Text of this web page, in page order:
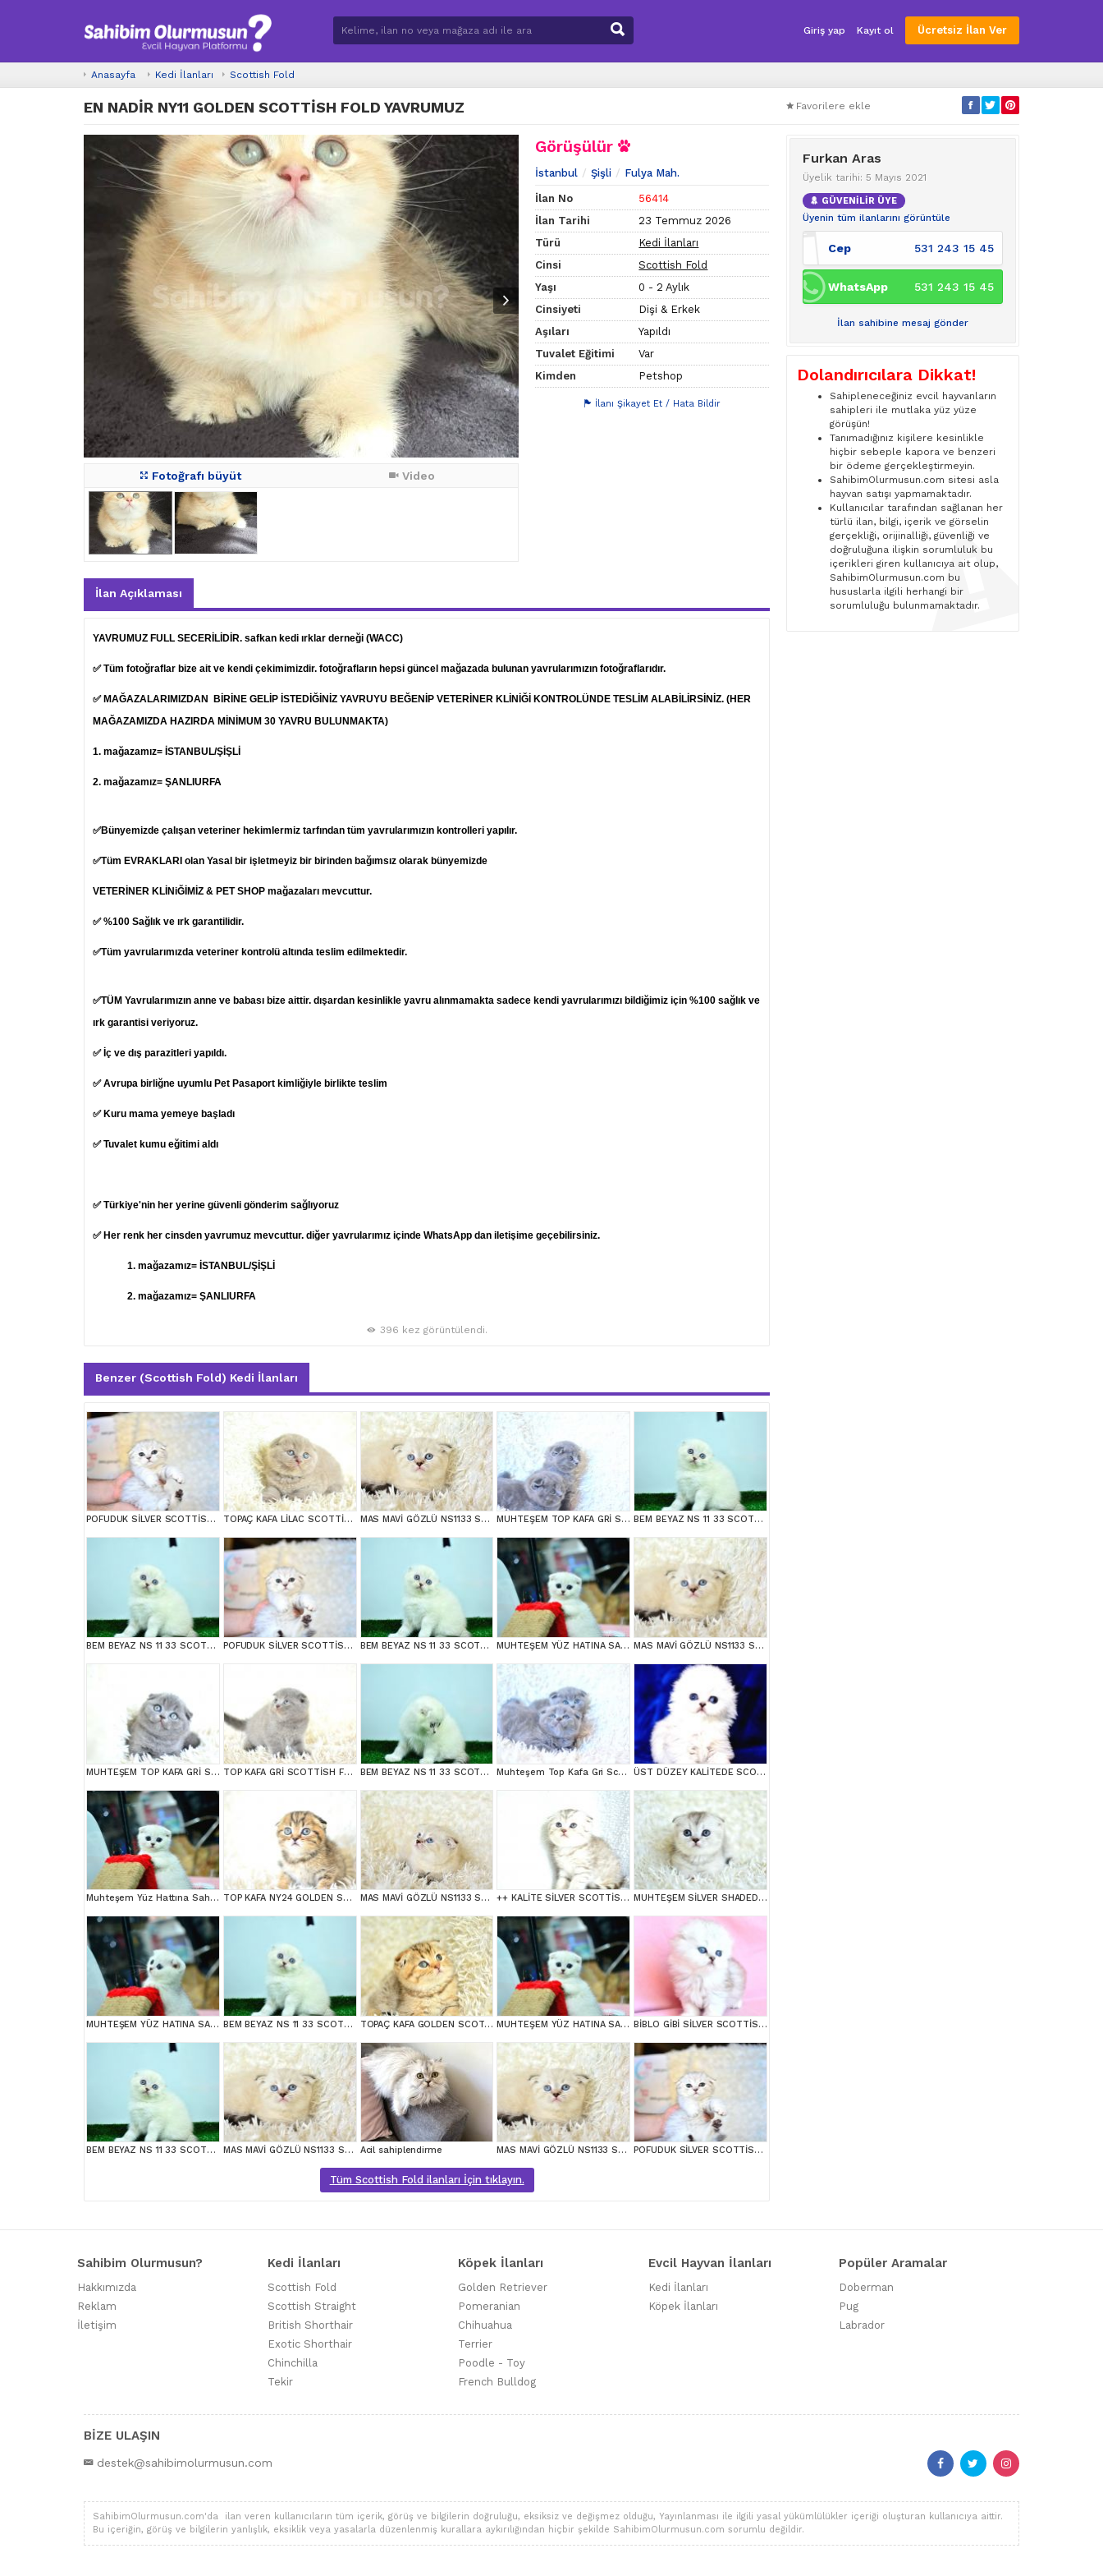
Giriş yap Kayıt ol Ücretsiz İlan Ver
Anasayfa Kedi İlanları Scottish Fold
EN NADİR NY11 GOLDEN SCOTTİSH FOLD YAVRUMUZ Favorilere ekle
Fotoğrafı büyüt Video
Görüşülür
İstanbul Şişli Fulya Mah.
İlan No
56414
İlan Tarihi
23 Temmuz 2026
Türü
Kedi İlanları
Cinsi
Scottish Fold
Yaşı
0 - 2 Aylık
Cinsiyeti
Dişi & Erkek
Aşıları
Yapıldı
Tuvalet Eğitimi
Var
Kimden
Petshop
İlanı Şikayet Et / Hata Bildir
İlan Açıklaması
YAVRUMUZ FULL SECERİLİDİR. safkan kedi ırklar derneği (WACC)
✅ Tüm fotoğraflar bize ait ve kendi çekimimizdir. fotoğrafların hepsi güncel mağazada bulunan yavrularımızın fotoğraflarıdır.
✅ MAĞAZALARIMIZDAN BİRİNE GELİP İSTEDİĞİNİZ YAVRUYU BEĞENİP VETERİNER KLİNİĞİ KONTROLÜNDE TESLİM ALABİLİRSİNİZ. (HER
MAĞAZAMIZDA HAZIRDA MİNİMUM 30 YAVRU BULUNMAKTA)
1. mağazamız= İSTANBUL/ŞİŞLİ
2. mağazamız= ŞANLIURFA
✅Bünyemizde çalışan veteriner hekimlermiz tarfından tüm yavrularımızın kontrolleri yapılır.
✅Tüm EVRAKLARI olan Yasal bir işletmeyiz bir birinden bağımsız olarak bünyemizde
VETERİNER KLİNiĞİMİZ & PET SHOP mağazaları mevcuttur.
✅ %100 Sağlık ve ırk garantilidir.
✅Tüm yavrularımızda veteriner kontrolü altında teslim edilmektedir.
✅TÜM Yavrularımızın anne ve babası bize aittir. dışardan kesinlikle yavru alınmamakta sadece kendi yavrularımızı bildiğimiz için %100 sağlık ve
ırk garantisi veriyoruz.
✅ İç ve dış parazitleri yapıldı.
✅ Avrupa birliğne uyumlu Pet Pasaport kimliğiyle birlikte teslim
✅ Kuru mama yemeye başladı
✅ Tuvalet kumu eğitimi aldı
✅ Türkiye'nin her yerine güvenli gönderim sağlıyoruz
✅ Her renk her cinsden yavrumuz mevcuttur. diğer yavrularımız içinde WhatsApp dan iletişime geçebilirsiniz.
1. mağazamız= İSTANBUL/ŞİŞLİ
2. mağazamız= ŞANLIURFA
396 kez görüntülendi.
Benzer (Scottish Fold) Kedi İlanları
POFUDUK SİLVER SCOTTİSH FOLD TOPAÇ KAFA LİLAC SCOTTİSH FOLD MAS MAVİ GÖZLÜ NS1133 SCOTTİSH FOLD erkek MUHTEŞEM TOP KAFA GRİ SCOTTİSH YAVRULAR BEM BEYAZ NS 11 33 SCOTTİSH FOLD
BEM BEYAZ NS 11 33 SCOTTİSH FOLD POFUDUK SİLVER SCOTTİSH FOLD BEM BEYAZ NS 11 33 SCOTTİSH FOLD MUHTEŞEM YÜZ HATINA SAHİP SİLVER SCOTTİSH FOLD MAS MAVİ GÖZLÜ NS1133 SCOTTİSH FOLD
MUHTEŞEM TOP KAFA GRİ SCOTTİSH FOLD TOP KAFA GRİ SCOTTİSH FOLD BEM BEYAZ NS 11 33 SCOTTİSH FOLD Muhteşem Top Kafa Gri Scottish Fold ÜST DÜZEY KALİTEDE SCOTTİSH FOLD LONGHAİR NS1133
Muhteşem Yüz Hattına Sahip Silver Scottish Fold TOP KAFA NY24 GOLDEN SCOTTİSH FOLD MAS MAVİ GÖZLÜ NS1133 SCOTTİSH FOLD erkek ++ KALİTE SİLVER SCOTTİSH FOLD MUHTEŞEM SİLVER SHADED SCOTTİSH FOLD
MUHTEŞEM YÜZ HATINA SAHİP SİLVER SCOTTİSH FOLD BEM BEYAZ NS 11 33 SCOTTİSH FOLD TOPAÇ KAFA GOLDEN SCOTTİSH FOLD MUHTEŞEM YÜZ HATINA SAHİP SİLVER SCOTTİSH FOLD BİBLO GİBİ SİLVER SCOTTİSH FOLD LONGHAİR
BEM BEYAZ NS 11 33 SCOTTİSH FOLD MAS MAVİ GÖZLÜ NS1133 SCOTTİSH FOLD erkek Acil sahiplendirme MAS MAVİ GÖZLÜ NS1133 SCOTTİSH FOLD erkek POFUDUK SİLVER SCOTTİSH FOLD
Tüm Scottish Fold ilanları İçin tıklayın.
Furkan Aras
Üyelik tarihi: 5 Mayıs 2021
GÜVENİLİR ÜYE
Üyenin tüm ilanlarını görüntüle
Cep 531 243 15 45
WhatsApp 531 243 15 45
İlan sahibine mesaj gönder
Dolandırıcılara Dikkat!
Sahipleneceğiniz evcil hayvanların
sahipleri ile mutlaka yüz yüze
görüşün!
Tanımadığınız kişilere kesinlikle
hiçbir sebeple kapora ve benzeri
bir ödeme gerçekleştirmeyin.
SahibimOlurmusun.com sitesi asla
hayvan satışı yapmamaktadır.
Kullanıcılar tarafından sağlanan her
türlü ilan, bilgi, içerik ve görselin
gerçekliği, orijinalliği, güvenliği ve
doğruluğuna ilişkin sorumluluk bu
içerikleri giren kullanıcıya ait olup,
SahibimOlurmusun.com bu
hususlarla ilgili herhangi bir
sorumluluğu bulunmamaktadır.
Sahibim Olurmusun?
Hakkımızda
Reklam
İletişim
Kedi İlanları
Scottish Fold
Scottish Straight
British Shorthair
Exotic Shorthair
Chinchilla
Tekir
Köpek İlanları
Golden Retriever
Pomeranian
Chihuahua
Terrier
Poodle - Toy
French Bulldog
Evcil Hayvan İlanları
Kedi İlanları
Köpek İlanları
Popüler Aramalar
Doberman
Pug
Labrador
BİZE ULAŞIN
destek@sahibimolurmusun.com
SahibimOlurmusun.com'da ilan veren kullanıcıların tüm içerik, görüş ve bilgilerin doğruluğu, eksiksiz ve değişmez olduğu, Yayınlanması ile ilgili yasal yükümlülükler içeriği oluşturan kullanıcıya aittir.
Bu içeriğin, görüş ve bilgilerin yanlışlık, eksiklik veya yasalarla düzenlenmiş kurallara aykırılığından hiçbir şekilde SahibimOlurmusun.com sorumlu değildir.